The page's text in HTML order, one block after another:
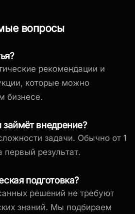
вопросы
рекомендации и
которые можно
бизнесе.
внедрение?
задачи. Обычно от 1
первый результат.
подготовка?
решений не требуют
знаний. Мы подбираем